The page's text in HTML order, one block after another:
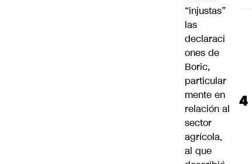
“injustas”
las
declaraci
ones de
Boric,
particular
mente en
relación al
sector
agrícola,
al que